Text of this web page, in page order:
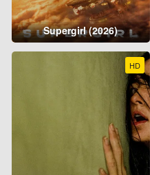
Supergirl (2026)
HD